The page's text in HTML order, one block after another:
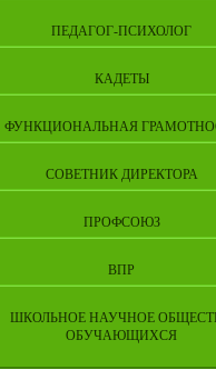
ПЕДАГОГ-ПСИХОЛОГ
КАДЕТЫ
ФУНКЦИОНАЛЬНАЯ
СОВЕТНИК ДИРЕКТОРА
ПРОФСОЮЗ
ВПР
ШКОЛЬНОЕ НАУЧНОЕ
ОБУЧАЮЩИХСЯ